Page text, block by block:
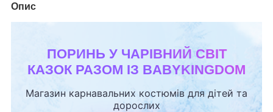
Опис
ПОРИНЬ У ЧАРІВНИЙ СВІТ
КАЗОК РАЗОМ ІЗ BABYKINGDOM
Магазин карнавальних костюмів для дітей та
дорослих